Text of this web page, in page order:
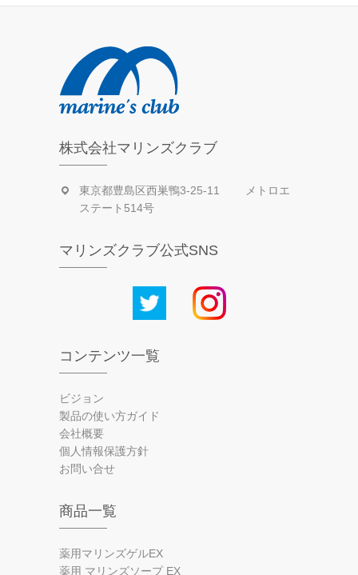
日
株式会社マリンズクラブ
東京都豊島区西巣鴨3-25-11 メトロエ
ステート514号
マリンズクラブ公式SNS
コンテンツ一覧
ビジョン
製品の使い方ガイド
会社概要
個人情報保護方針
お問い合せ
商品一覧
薬用マリンズゲルEX
薬用 マリンズソープ EX